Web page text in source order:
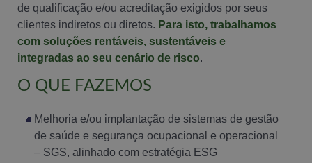
de qualificação e/ou acreditação exigidos por seus
clientes indiretos ou diretos. Para isto, trabalhamos
com soluções rentáveis, sustentáveis e
integradas ao seu cenário de risco.
O QUE FAZEMOS
Melhoria e/ou implantação de sistemas de gestão
de saúde e segurança ocupacional e operacional
– SGS, alinhado com estratégia ESG